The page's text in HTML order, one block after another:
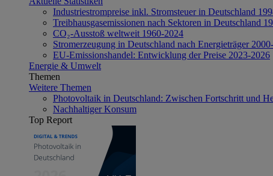
Industriestrompreise inkl. Stromsteuer in Deutschland
Treibhausgasemissionen nach Sektoren in Deutschland
CO₂-Ausstoß weltweit 1960-2024
Stromerzeugung in Deutschland nach Energieträger
EU-Emissionshandel: Entwicklung der Preise 2023-2026
Energie & Umwelt
Themen
Weitere Themen
Photovoltaik in Deutschland: Zwischen Fortschritt und
Nachhaltiger Konsum
Top Report